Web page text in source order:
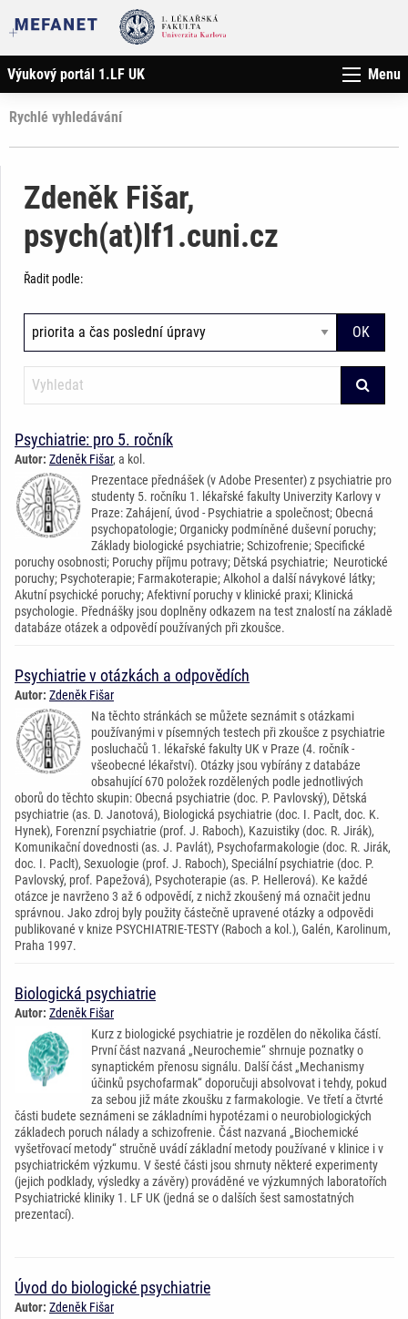
Výukový portál 1.LF UK Menu
Rychlé vyhledávání
Zdeněk Fišar,
psych(at)lf1.cuni.cz
Řadit podle:
Psychiatrie: pro 5. ročník
Autor: Zdeněk Fišar, a kol.
Prezentace přednášek (v Adobe Presenter) z psychiatrie pro
studenty 5. ročníku 1. lékařské fakulty Univerzity Karlovy v
Praze: Zahájení, úvod - Psychiatrie a společnost; Obecná
psychopatologie; Organicky podmíněné duševní poruchy;
Základy biologické psychiatrie; Schizofrenie; Specifické
poruchy osobnosti; Poruchy příjmu potravy; Dětská psychiatrie; Neurotické
poruchy; Psychoterapie; Farmakoterapie; Alkohol a další návykové látky;
Akutní psychické poruchy; Afektivní poruchy v klinické praxi; Klinická
psychologie. Přednášky jsou doplněny odkazem na test znalostí na základě
databáze otázek a odpovědí používaných při zkoušce.
Psychiatrie v otázkách a odpovědích
Autor: Zdeněk Fišar
Na těchto stránkách se můžete seznámit s otázkami
používanými v písemných testech při zkoušce z psychiatrie
posluchačů 1. lékařské fakulty UK v Praze (4. ročník -
všeobecné lékařství). Otázky jsou vybírány z databáze
obsahující 670 položek rozdělených podle jednotlivých
oborů do těchto skupin: Obecná psychiatrie (doc. P. Pavlovský), Dětská
psychiatrie (as. D. Janotová), Biologická psychiatrie (doc. I. Paclt, doc. K.
Hynek), Forenzní psychiatrie (prof. J. Raboch), Kazuistiky (doc. R. Jirák),
Komunikační dovednosti (as. J. Pavlát), Psychofarmakologie (doc. R. Jirák,
doc. I. Paclt), Sexuologie (prof. J. Raboch), Speciální psychiatrie (doc. P.
Pavlovský, prof. Papežová), Psychoterapie (as. P. Hellerová). Ke každé
otázce je navrženo 3 až 6 odpovědí, z nichž zkoušený má označit jednu
správnou. Jako zdroj byly použity částečně upravené otázky a odpovědi
publikované v knize PSYCHIATRIE-TESTY (Raboch a kol.), Galén, Karolinum,
Praha 1997.
Biologická psychiatrie
Autor: Zdeněk Fišar
Kurz z biologické psychiatrie je rozdělen do několika částí.
První část nazvaná „Neurochemie“ shrnuje poznatky o
synaptickém přenosu signálu. Další část „Mechanismy
účinků psychofarmak“ doporučuji absolvovat i tehdy, pokud
za sebou již máte zkoušku z farmakologie. Ve třetí a čtvrté
části budete seznámeni se základními hypotézami o neurobiologických
základech poruch nálady a schizofrenie. Část nazvaná „Biochemické
vyšetřovací metody“ stručně uvádí základní metody používané v klinice i v
psychiatrickém výzkumu. V šesté části jsou shrnuty některé experimenty
(jejich podklady, výsledky a závěry) prováděné ve výzkumných laboratořích
Psychiatrické kliniky 1. LF UK (jedná se o dalších šest samostatných
prezentací).
Úvod do biologické psychiatrie
Autor: Zdeněk Fišar